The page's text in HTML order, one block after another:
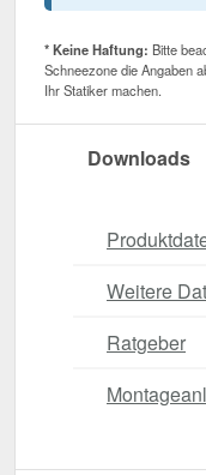
* Keine Haftung: Bitte
Schneezone die Angaben
Ihr Statiker machen.
Downloads
Weitere
Ratgeber